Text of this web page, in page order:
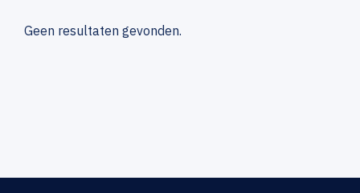
Geen resultaten gevonden.